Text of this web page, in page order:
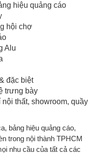
hiệu quảng cáo
hội chợ
Alu
đặc biệt
trưng bày
thất, showroom, quầy
bảng hiệu quảng cáo,
trong nội thành TPHCM
nhu cầu của tất cả các